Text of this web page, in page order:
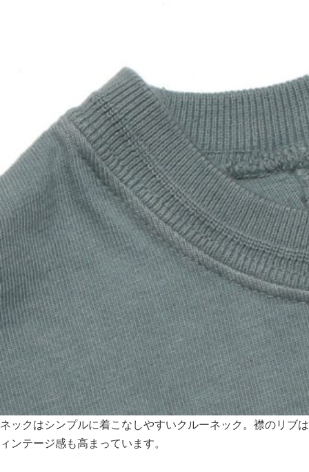
ネックはシンプルに着こなしやすいクルーネック。襟のリブ
ィンテージ感も高まっています。